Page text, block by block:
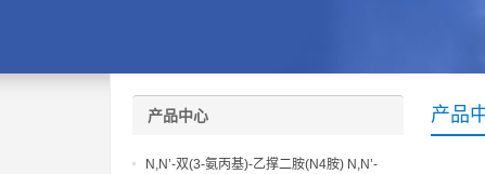
产品
产品中心
N,N’-双(3-氨丙基)-乙撑二胺(N4胺) N,N’-